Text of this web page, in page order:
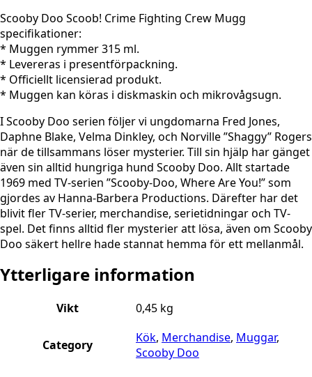
Scooby Doo Scoob! Crime Fighting Crew Mugg
specifikationer:
* Muggen rymmer 315 ml.
* Levereras i presentförpackning.
* Officiellt licensierad produkt.
* Muggen kan köras i diskmaskin och mikrovågsugn.
I Scooby Doo serien följer vi ungdomarna Fred Jones,
Daphne Blake, Velma Dinkley, och Norville ”Shaggy” Rogers
när de tillsammans löser mysterier. Till sin hjälp har gänget
även sin alltid hungriga hund Scooby Doo. Allt startade
1969 med TV-serien ”Scooby-Doo, Where Are You!” som
gjordes av Hanna-Barbera Productions. Därefter har det
blivit fler TV-serier, merchandise, serietidningar och TV-
spel. Det finns alltid fler mysterier att lösa, även om Scooby
Doo säkert hellre hade stannat hemma för ett mellanmål.
Ytterligare information
Vikt 0,45 kg
Category Kök, Merchandise, Muggar,
Scooby Doo